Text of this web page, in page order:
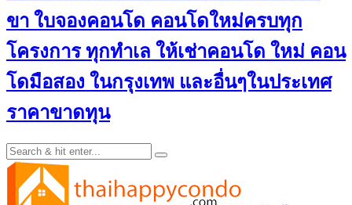
ขา ใบจองคอนโด คอนโดใหม่ครบทุก
โครงการ ทุกทำเล ให้เช่าคอนโด ใหม่ คอน
โดมือสอง ในกรุงเทพ และอื่นๆในประเทศ
ราคาขาดทุน